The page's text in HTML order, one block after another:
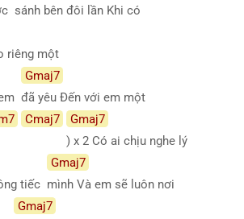
sánh bên đôi lần Khi có
riêng một
Gmaj7
đã yêu Đến với em một
Cmaj7
Gmaj7
) x 2 Có ai chịu nghe lý
tiếc
Gmaj7
mình Và em sẽ luôn nơi
Gmaj7